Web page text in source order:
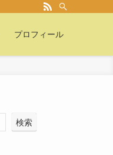
プロフィール
検索